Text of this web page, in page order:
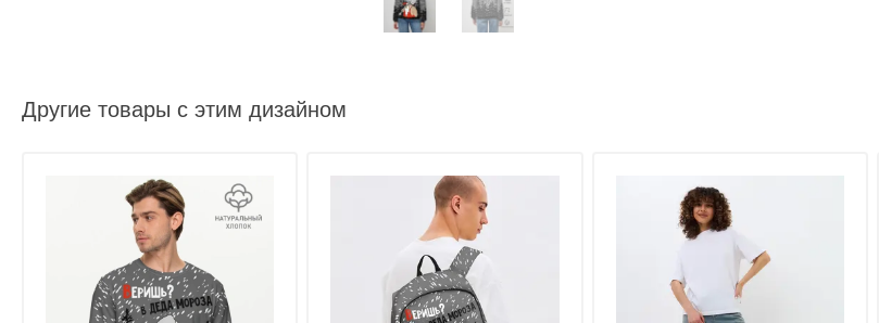
Другие товары с этим дизайном